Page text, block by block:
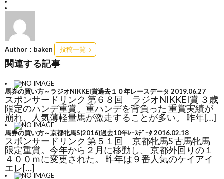
Author：baken 投稿一覧
関連する記事
馬券の買い方～ラジオNIKKEI賞過去１０年レースデータ 2019.06.27
スポンサードリンク 第６８回 ラジオNIKKEI賞 ３歳
限定のハンデ重賞。重ハンデを背負った 重賞実績が
崩れ、人気薄軽量馬が激走することが多い。 昨年[…]
馬券の買い方～京都牝馬S(2016)過去10年ﾚｰｽﾃﾞｰﾀ 2016.02.18
スポンサードリンク 第５１回 京都牝馬S 古馬牝馬
限定重賞。今年から２月に移動し、 京都外回りの１
４００ｍに変更された。 昨年は９番人気のケイアイ
エレ[…]